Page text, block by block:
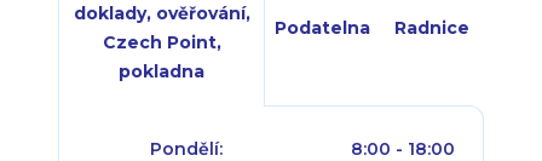
doklady, ověřování,
Czech Point,
pokladna
Podatelna Radnice
Pondělí: 8:00 - 18:00